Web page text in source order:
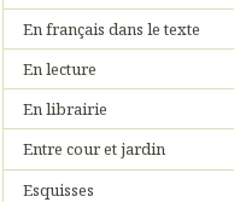
En français dans le texte
En lecture
En librairie
Entre cour et jardin
Esquisses